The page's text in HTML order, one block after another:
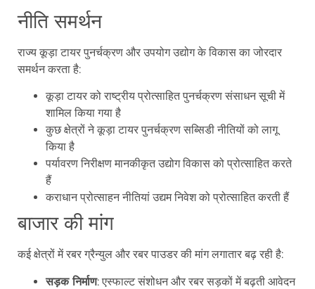
नीति समर्थन
राज्य कूड़ा टायर पुनर्चक्रण और उपयोग उद्योग के विकास का जोरदार
समर्थन करता है:
कूड़ा टायर को राष्ट्रीय प्रोत्साहित पुनर्चक्रण संसाधन सूची में
शामिल किया गया है
कुछ क्षेत्रों ने कूड़ा टायर पुनर्चक्रण सब्सिडी नीतियों को लागू
किया है
पर्यावरण निरीक्षण मानकीकृत उद्योग विकास को प्रोत्साहित करते
हैं
कराधान प्रोत्साहन नीतियां उद्यम निवेश को प्रोत्साहित करती हैं
बाजार की मांग
कई क्षेत्रों में रबर ग्रैन्युल और रबर पाउडर की मांग लगातार बढ़ रही है:
सड़क निर्माण: एस्फाल्ट संशोधन और रबर सड़कों में बढ़ती आवेदन